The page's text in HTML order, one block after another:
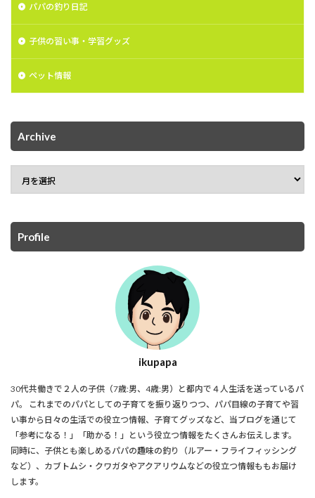
パパの釣り日記
子供の習い事・学習グッズ
ペット情報
Archive
Profile
ikupapa
30代共働きで２人の子供（7歳:男、4歳:男）と都内で４人生活を送っているパ
パ。 これまでのパパとしての子育てを振り返りつつ、パパ目線の子育てや習
い事から日々の生活での役立つ情報、子育てグッズなど、当ブログを通じて
「参考になる！」「助かる！」という役立つ情報をたくさんお伝えします。
同時に、子供とも楽しめるパパの趣味の釣り（ルアー・フライフィッシング
など）、カブトムシ・クワガタやアクアリウムなどの役立つ情報ももお届け
します。